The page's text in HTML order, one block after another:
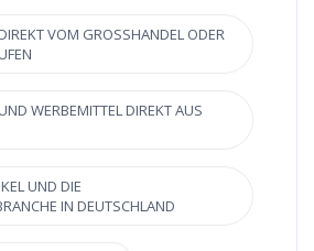
VOM GROSSHANDEL ODER H
WERBEMITTEL DIREKT AUS
UND DIE
IN DEUTSCHLAND